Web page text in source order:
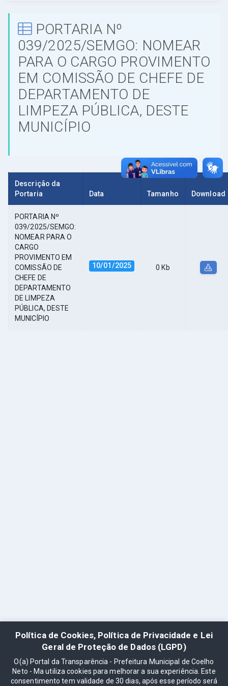
PORTARIA Nº
039/2025/SEMGO: NOMEAR
PARA O CARGO PROVIMENTO
EM COMISSÃO DE CHEFE DE
DEPARTAMENTO DE
LIMPEZA PÚBLICA, DESTE
MUNICÍPIO
Descrição da
Portaria
Data Tamanho Download
PORTARIA Nº
039/2025/SEMGO:
NOMEAR PARA O
CARGO
PROVIMENTO EM
COMISSÃO DE
CHEFE DE
DEPARTAMENTO
DE LIMPEZA
PÚBLICA, DESTE
MUNICÍPIO
10/01/2025 0 Kb
Política de Cookies, Política de Privacidade e Lei
Geral de Proteção de Dados (LGPD)
O(a) Portal da Transparência - Prefeitura Municipal de Coelho
Neto - Ma utiliza cookies para melhorar a sua experiência. Este
consentimento tem validade de 30 dias, após esse período será